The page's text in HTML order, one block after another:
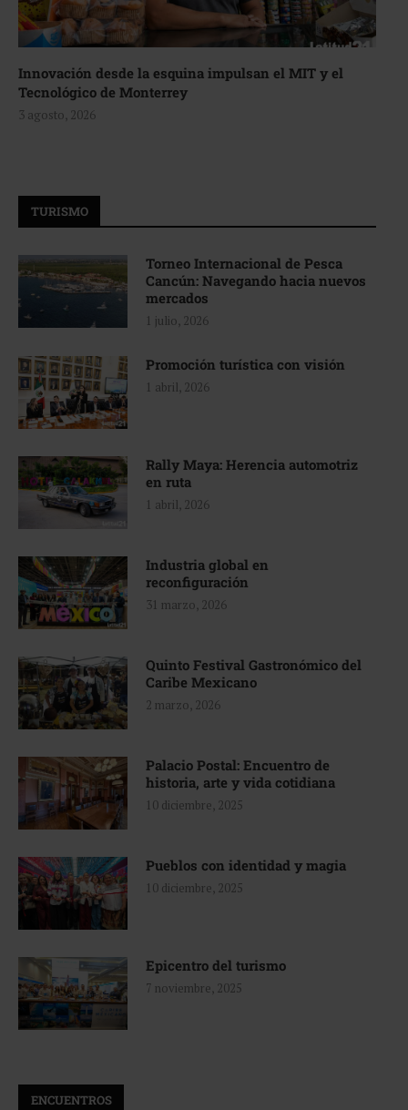
Innovación desde la esquina impulsan el MIT y el
Tecnológico de Monterrey
3 agosto, 2026
TURISMO
Torneo Internacional de Pesca
Cancún: Navegando hacia nuevos
mercados
1 julio, 2026
Promoción turística con visión
1 abril, 2026
Rally Maya: Herencia automotriz
en ruta
1 abril, 2026
Industria global en
reconfiguración
31 marzo, 2026
Quinto Festival Gastronómico del
Caribe Mexicano
2 marzo, 2026
Palacio Postal: Encuentro de
historia, arte y vida cotidiana
10 diciembre, 2025
Pueblos con identidad y magia
10 diciembre, 2025
Epicentro del turismo
7 noviembre, 2025
ENCUENTROS